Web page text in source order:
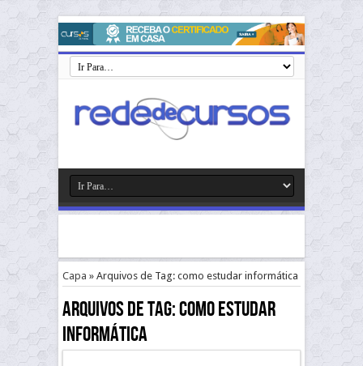
Capa » Arquivos de Tag: como estudar informática
Arquivos de Tag:como estudar
informática